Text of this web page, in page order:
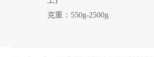
克重：550g-2500g